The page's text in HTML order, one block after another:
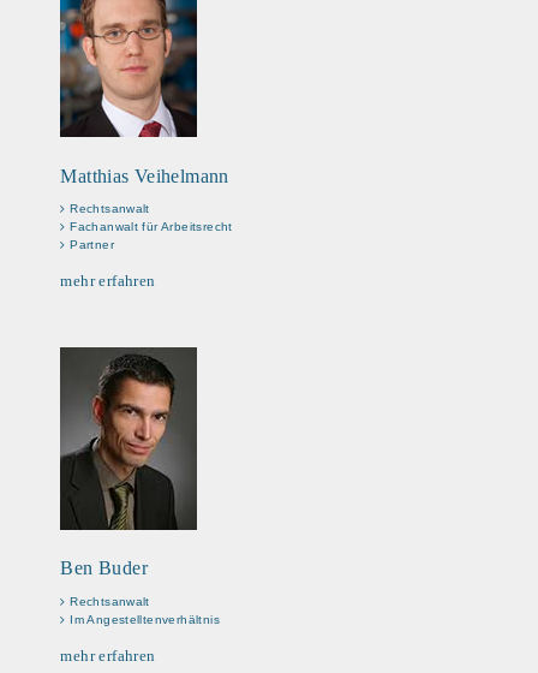
Matthias Veihelmann
Rechtsanwalt
Fachanwalt für Arbeitsrecht
Partner
mehr erfahren
Ben Buder
Rechtsanwalt
Im Angestelltenverhältnis
mehr erfahren